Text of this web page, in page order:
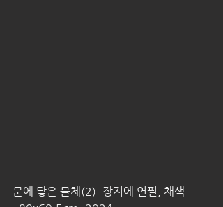
문에 닿은 물체(2)_장지에 연필, 채색